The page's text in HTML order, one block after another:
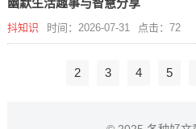
幽默生活趣事与智慧分享
抖知识 时间：2026-07-31 点击：72
2 3 4 5